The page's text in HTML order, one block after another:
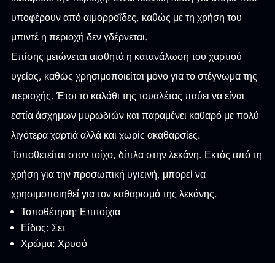
υποφέρουν από αιμορροΐδες, καθώς με τη χρήση του
μπιντέ η περιοχή δεν γδέρνεται.
Επίσης μειώνεται αισθητά η κατανάλωση του χαρτιού
υγείας, καθώς χρησιμοποιείται μόνο για το στέγνωμα της
περιοχής. Έτσι το καλάθι της τουαλέτας παύει να είναι
εστία άσχημων μυρωδιών και παραμένει καθαρό με πολύ
λιγότερα χαρτιά αλλά και χωρίς ακαθαρσίες.
Τοποθετείται στον τοίχο, δίπλα στην λεκάνη. Εκτός από τη
χρήση για την προσωπική υγιεινή, μπορεί να
χρησιμοποιηθεί για τον καθαρισμό της λεκάνης.
Τοποθέτηση: Επιτοίχια
Είδος: Σετ
Χρώμα: Χρυσό